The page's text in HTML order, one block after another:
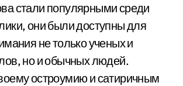
стали популярными среди
они были доступны для
не только ученых и
но и обычных людей.
остроумию и сатиричным